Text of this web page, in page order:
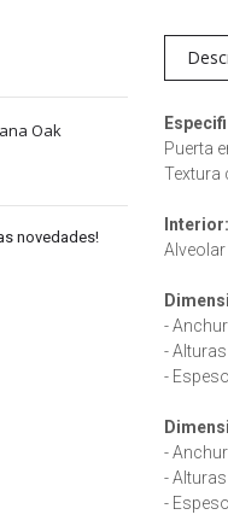
Oak
novedades!
Puerta
Textura
Interior:
-
-
-
-
-
-